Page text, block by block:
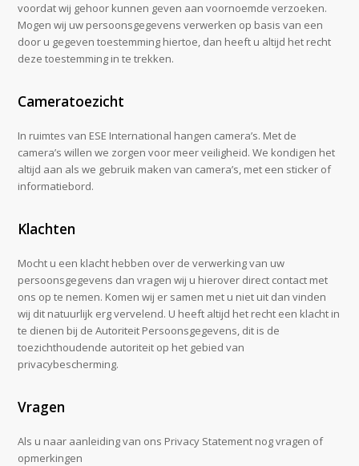
voordat wij gehoor kunnen geven aan voornoemde verzoeken.
Mogen wij uw persoonsgegevens verwerken op basis van een
door u gegeven toestemming hiertoe, dan heeft u altijd het recht
deze toestemming in te trekken.
Cameratoezicht
In ruimtes van ESE International hangen camera’s. Met de
camera’s willen we zorgen voor meer veiligheid. We kondigen het
altijd aan als we gebruik maken van camera’s, met een sticker of
informatiebord.
Klachten
Mocht u een klacht hebben over de verwerking van uw
persoonsgegevens dan vragen wij u hierover direct contact met
ons op te nemen. Komen wij er samen met u niet uit dan vinden
wij dit natuurlijk erg vervelend. U heeft altijd het recht een klacht in
te dienen bij de Autoriteit Persoonsgegevens, dit is de
toezichthoudende autoriteit op het gebied van
privacybescherming.
Vragen
Als u naar aanleiding van ons Privacy Statement nog vragen of
opmerkingen